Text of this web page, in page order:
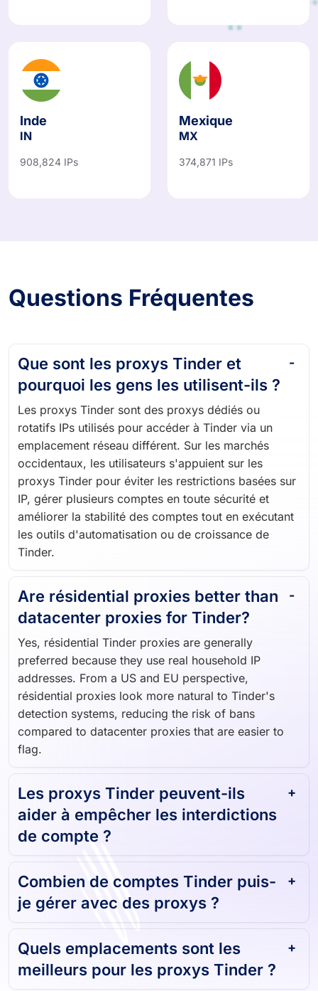
Inde
IN
908,824 IPs
Mexique
MX
374,871 IPs
Questions Fréquentes
Que sont les proxys Tinder et
pourquoi les gens les utilisent-ils ?
Les proxys Tinder sont des proxys dédiés ou
rotatifs IPs utilisés pour accéder à Tinder via un
emplacement réseau différent. Sur les marchés
occidentaux, les utilisateurs s'appuient sur les
proxys Tinder pour éviter les restrictions basées sur
IP, gérer plusieurs comptes en toute sécurité et
améliorer la stabilité des comptes tout en exécutant
les outils d'automatisation ou de croissance de
Tinder.
Are résidential proxies better than
datacenter proxies for Tinder?
Yes, résidential Tinder proxies are generally
preferred because they use real household IP
addresses. From a US and EU perspective,
résidential proxies look more natural to Tinder's
detection systems, reducing the risk of bans
compared to datacenter proxies that are easier to
flag.
Les proxys Tinder peuvent-ils
aider à empêcher les interdictions
de compte ?
Combien de comptes Tinder puis-
je gérer avec des proxys ?
Quels emplacements sont les
meilleurs pour les proxys Tinder ?